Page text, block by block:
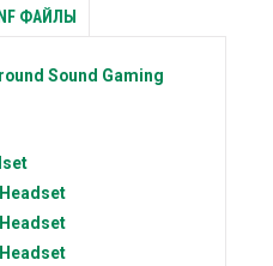
ФАЙЛЫ
Sound Gaming